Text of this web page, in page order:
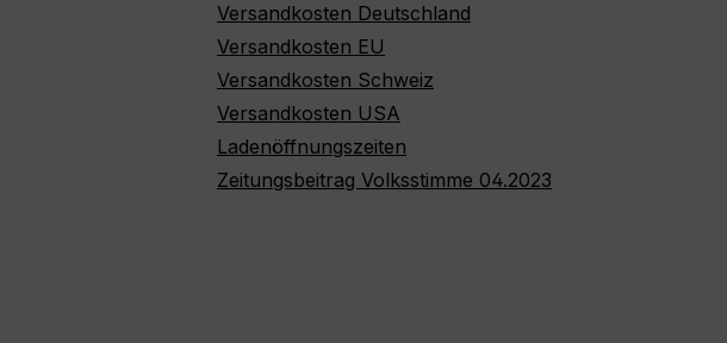
Versandkosten Deutschland
Versandkosten EU
Versandkosten Schweiz
Versandkosten USA
Ladenöffnungszeiten
Zeitungsbeitrag Volksstimme 04.2023